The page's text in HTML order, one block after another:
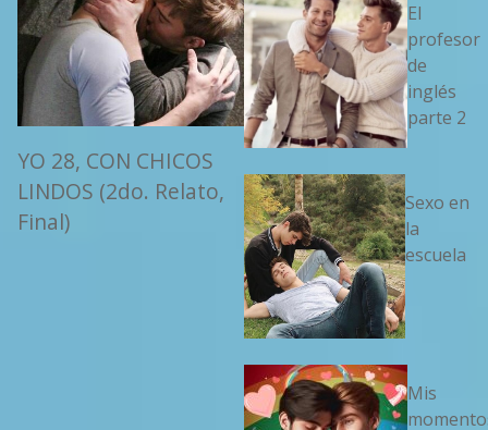
YO 28, CON CHICOS
LINDOS (2do. Relato,
Final)
El
profesor
de
inglés
parte 2
Sexo en
la
escuela
Mis